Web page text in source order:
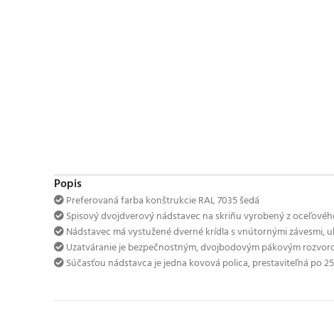
Popis
Preferovaná farba konštrukcie RAL 7035 šedá
Spisový dvojdverový nádstavec na skriňu vyrobený z
Nádstavec má vystužené dverné krídla s vnútornými závesmi,
Uzatváranie je bezpečnostným, dvojbodovým pákovým
Súčasťou nádstavca je jedna kovová polica, prestaviteľná po